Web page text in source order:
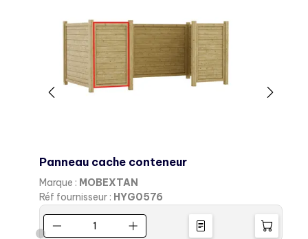
Panneau cache conteneur
Marque : MOBEXTAN
Réf fournisseur : HYG0576